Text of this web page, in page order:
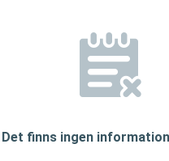
Det finns ingen